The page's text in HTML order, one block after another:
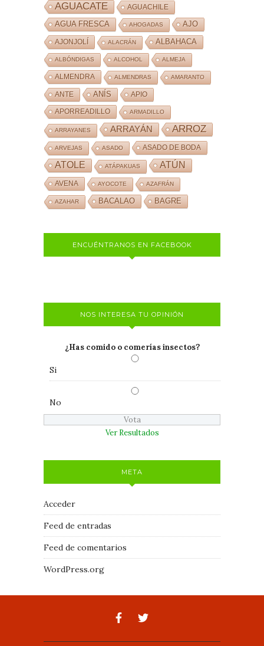
AGUACATE AGUACHILE
AGUA FRESCA AHOGADAS AJO
AJONJOLÍ ALACRÁN ALBAHACA
ALBÓNDIGAS ALCOHOL ALMEJA
ALMENDRA ALMENDRAS AMARANTO
ANTE ANÍS APIO
APORREADILLO ARMADILLO
ARRAYANES ARRAYÁN ARROZ
ARVEJAS ASADO ASADO DE BODA
ATOLE ATÁPAKUAS ATÚN
AVENA AYOCOTE AZAFRÁN
AZAHAR BACALAO BAGRE
ENCUÉNTRANOS EN FACEBOOK
NOS INTERESA TU OPINIÓN
¿Has comido o comerías insectos?
Si
No
Ver Resultados
META
Acceder
Feed de entradas
Feed de comentarios
WordPress.org